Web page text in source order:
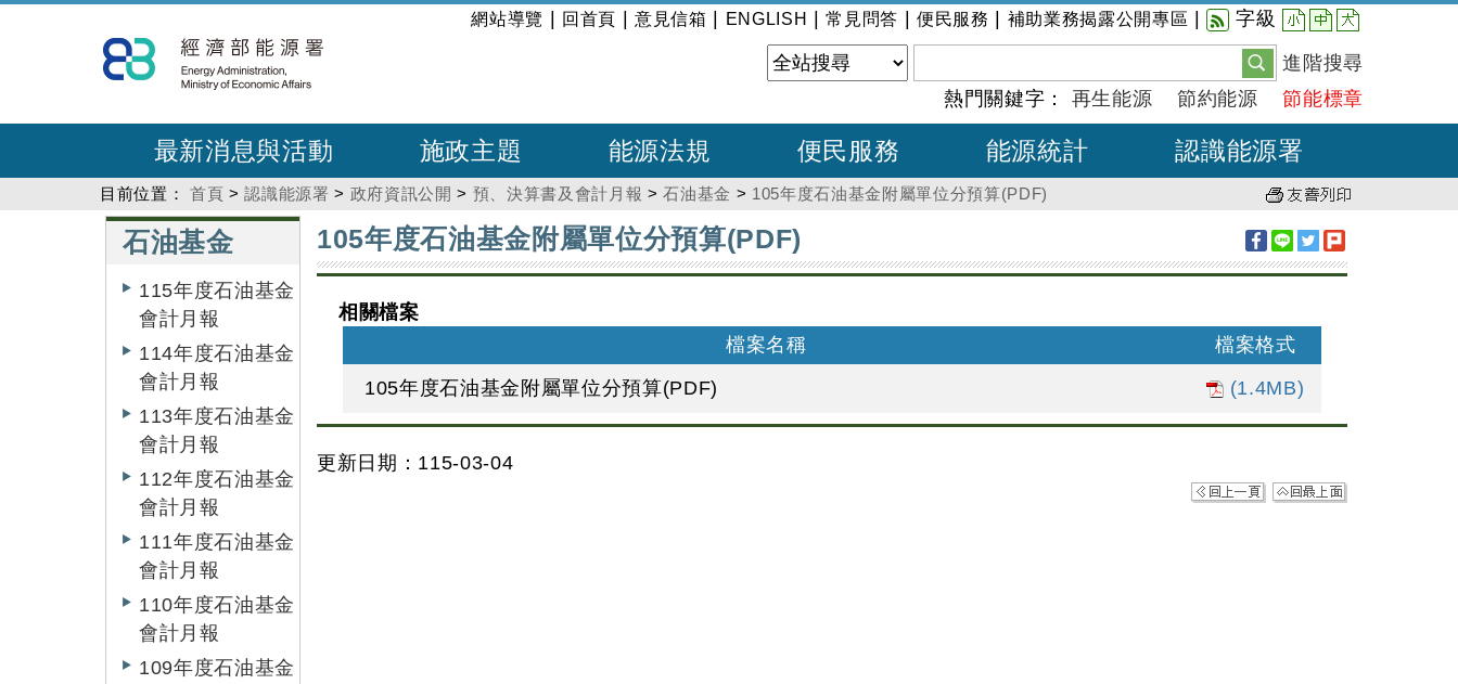
到
主
內
:::
網站導覽 回首頁 意見信箱 ENGLISH |常見問答 便民服務 補助業務揭露公開專區 字級 小 中 大
進階搜尋
熱門關鍵字： 再生能源 節約能源 節能標章
最新消息與活動 施政主題 能源法規 便民服務 能源統計 認識能源署
目前位置： 首頁 >認識能源署 > 政府資訊公開 > 預、決算書及會計月報 >石油基金 > 105年度石油基金附屬單位分預算(PDF)
石油基金
115年度石油基金
會計月報
114年度石油基金
會計月報
113年度石油基金
會計月報
112年度石油基金
會計月報
111年度石油基金
會計月報
110年度石油基金
會計月報
109年度石油基金
105年度石油基金附屬單位分預算(PDF)
相關檔案
檔案名稱
檔案格式
105年度石油基金附屬單位分預算(PDF)
(1.4MB)
更新日期：115-03-04